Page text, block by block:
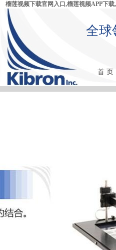
榴莲视频下载官网入口,榴莲视频APP下
全球
首 页